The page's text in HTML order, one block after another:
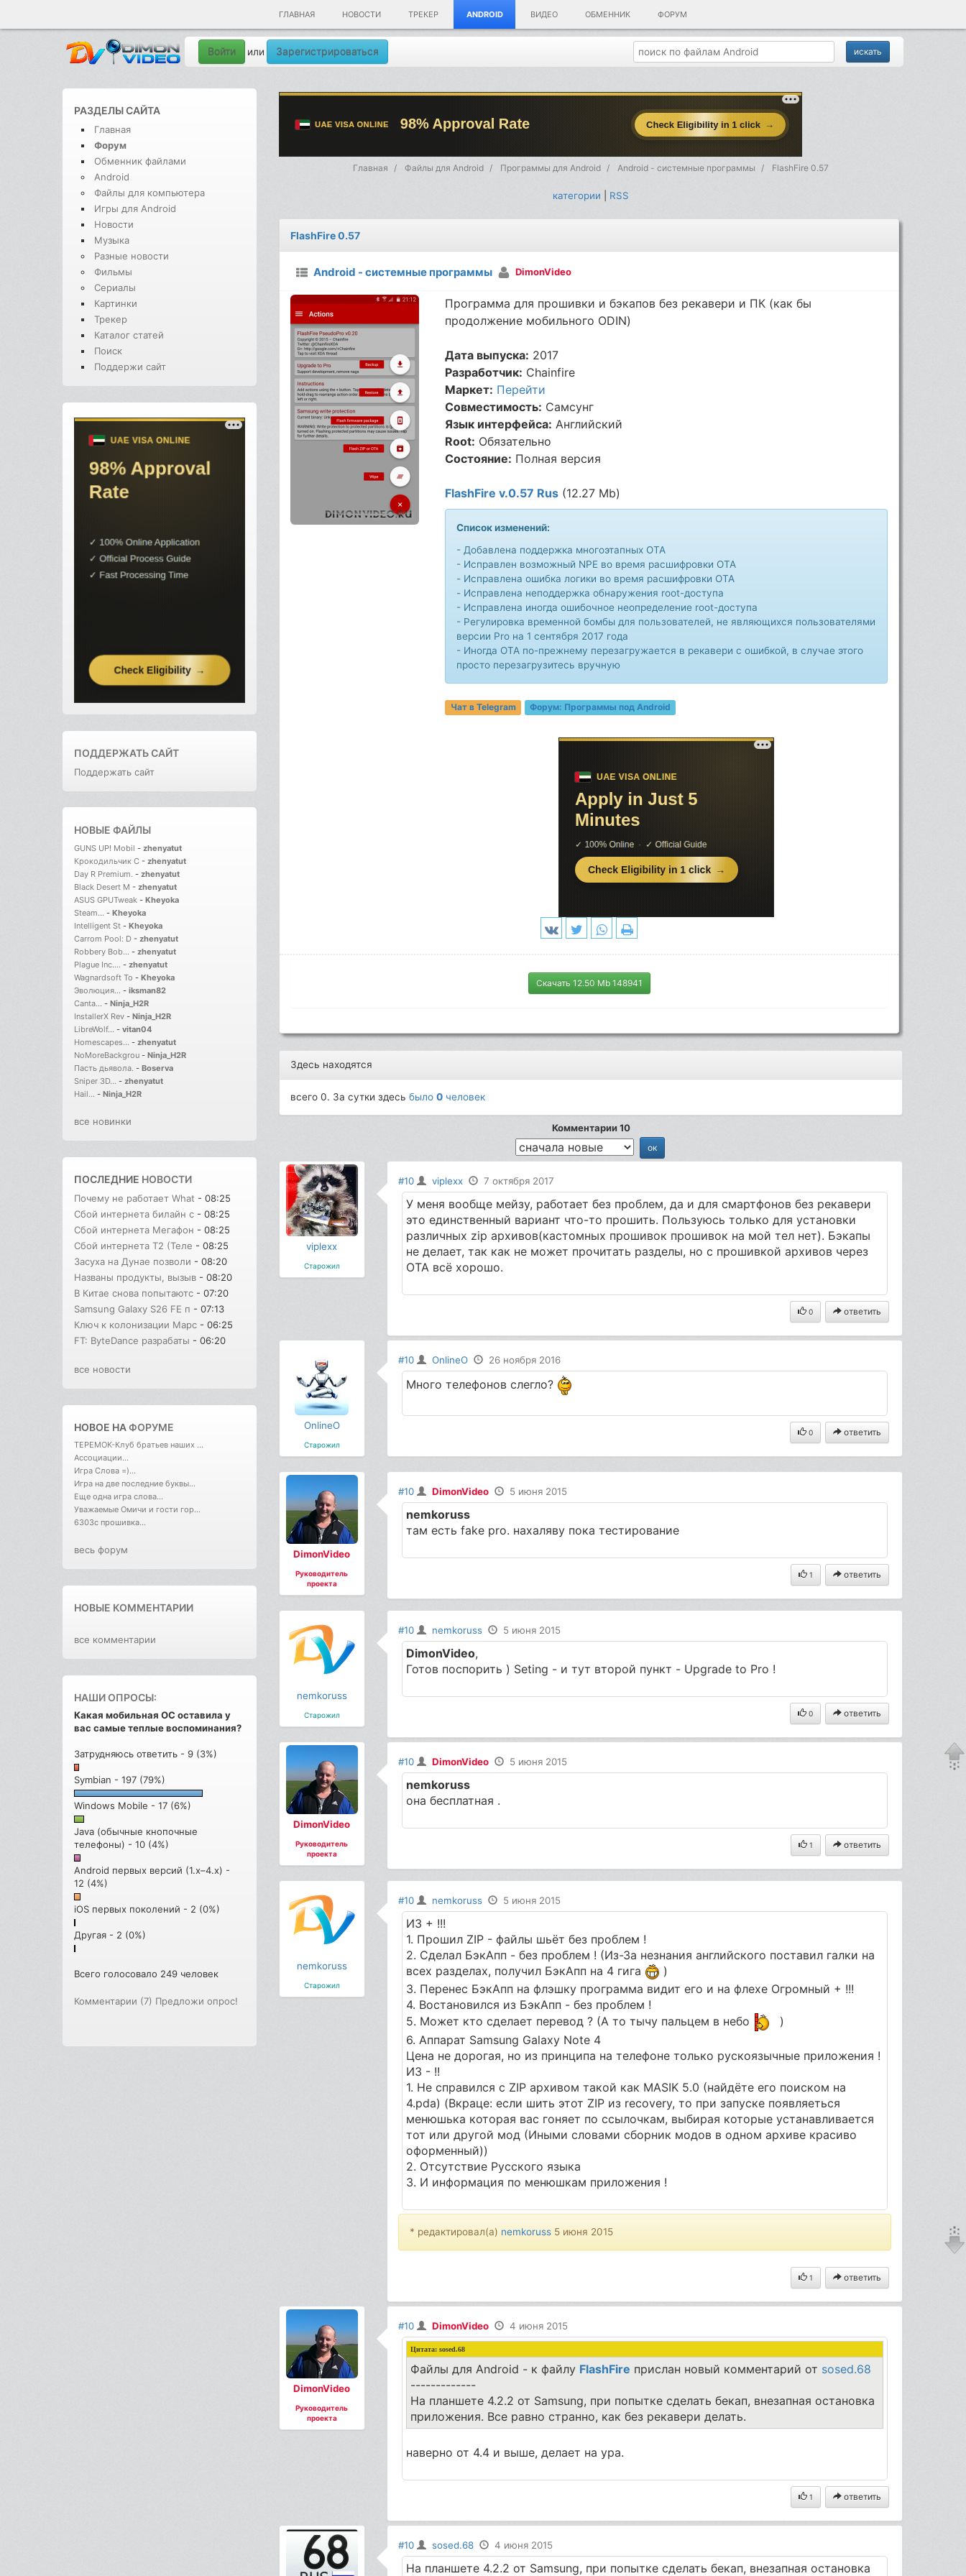
ГЛАВНАЯ НОВОСТИ ТРЕКЕР ANDROID ВИДЕО ОБМЕННИК ФОРУМ
Войти или Зарегистрироваться
РАЗДЕЛЫ САЙТА
Главная
Форум
Обменник файлами
Android
Файлы для компьютера
Игры для Android
Новости
Музыка
Разные новости
Фильмы
Сериалы
Картинки
Трекер
Каталог статей
Поиск
Поддержи сайт
ПОДДЕРЖАТЬ САЙТ
Поддержать сайт
НОВЫЕ ФАЙЛЫ
GUNS UP! Mobil - zhenyatut
Крокодильчик С - zhenyatut
Day R Premium. - zhenyatut
Black Desert M - zhenyatut
ASUS GPUTweak - Kheyoka
Steam... - Kheyoka
Intelligent St - Kheyoka
Carrom Pool: D - zhenyatut
Robbery Bob... - zhenyatut
Plague Inc.... - zhenyatut
Wagnardsoft To - Kheyoka
Эволюция... - iksman82
Canta... - Ninja_H2R
InstallerX Rev - Ninja_H2R
LibreWolf... - vitan04
Homescapes... - zhenyatut
NoMoreBackgrou - Ninja_H2R
Пасть дьявола. - Boserva
Sniper 3D... - zhenyatut
Hail... - Ninja_H2R
все новинки
ПОСЛЕДНИЕ НОВОСТИ
Почему не работает What - 08:25
Сбой интернета билайн с - 08:25
Сбой интернета Мегафон - 08:25
Сбой интернета T2 (Теле - 08:25
Засуха на Дунае позволи - 08:20
Названы продукты, вызыв - 08:20
В Китае снова попытаютс - 07:20
Samsung Galaxy S26 FE п - 07:13
Ключ к колонизации Марс - 06:25
FT: ByteDance разрабаты - 06:20
все новости
НОВОЕ НАФОРУМЕ
ТЕРЕМОК-Клуб братьев наших ...
Ассоциации...
Игра Слова =)...
Игра на две последние буквы...
Еще одна игра слова...
Уважаемые Омичи и гости гор...
6303с прошивка...
весь форум
НОВЫЕ КОММЕНТАРИИ
все комментарии
НАШИ ОПРОСЫ:
Какая мобильная ОС оставила у
вас самые теплые воспоминания?
Затрудняюсь ответить - 9 (3%)
Symbian - 197 (79%)
Windows Mobile - 17 (6%)
Java (обычные кнопочные
телефоны) - 10 (4%)
Android первых версий (1.x–4.x) -
12 (4%)
iOS первых поколений - 2 (0%)
Другая - 2 (0%)
Всего голосовало 249 человек
Комментарии (7) Предложи опрос!
Главная Файлы для Android Программы для Android Android - системные программы FlashFire 0.57
категории RSS
FlashFire 0.57
Android - системные программы DimonVideo
Программа для прошивки и бэкапов без рекавери и ПК (как бы
продолжение мобильного ODIN)
Дата выпуска: 2017
Разработчик: Chainfire
Маркет: Перейти
Совместимость: Самсунг
Язык интерфейса: Английский
Root: Обязательно
Состояние: Полная версия
FlashFire v.0.57 Rus (12.27 Mb)
Список изменений:
- Добавлена поддержка многоэтапных ОТА
- Исправлен возможный NPE во время расшифровки OTA
- Исправлена ошибка логики во время расшифровки OTA
- Исправлена неподдержка обнаружения root-доступа
- Исправлена иногда ошибочное неопределение root-доступа
- Регулировка временной бомбы для пользователей, не являющихся пользователями
версии Pro на 1 сентября 2017 года
- Иногда OTA по-прежнему перезагружается в рекавери с ошибкой, в случае этого
просто перезагрузитесь вручную
Чат в Telegram Форум: Программы под Android
Скачать 12.50 Mb 148941
Здесь находятся
всего 0. За сутки здесьбыло0 человек
Комментарии 10
viplexx
Старожил
#10 viplexx 7 октября 2017
У меня вообще мейзу, работает без проблем, да и для смартфонов без рекавери
это единственный вариант что-то прошить. Пользуюсь только для установки
различных zip архивов(кастомных прошивок прошивок на мой тел нет). Бэкапы
не делает, так как не может прочитать разделы, но с прошивкой архивов через
OTA всё хорошо.
0 ответить
OnlineO
Старожил
#10 OnlineO 26 ноября 2016
Много телефонов слегло?
0 ответить
DimonVideo
Руководитель
проекта
#10 DimonVideo 5 июня 2015
nemkoruss
там есть fake pro. нахаляву пока тестирование
1 ответить
nemkoruss
Старожил
#10 nemkoruss 5 июня 2015
DimonVideo,
Готов поспорить ) Seting - и тут второй пункт - Upgrade to Pro !
0 ответить
DimonVideo
Руководитель
проекта
#10 DimonVideo 5 июня 2015
nemkoruss
она бесплатная .
1 ответить
nemkoruss
Старожил
#10 nemkoruss 5 июня 2015
ИЗ + !!!
1. Прошил ZIP - файлы шьёт без проблем !
2. Сделал БэкАпп - без проблем ! (Из-За незнания английского поставил галки на
всех разделах, получил БэкАпп на 4 гига
)
3. Перенес БэкАпп на флэшку программа видит его и на флехе Огромный + !!!
4. Востановился из БэкАпп - без проблем !
5. Может кто сделает перевод ? (А то тычу пальцем в небо
)
6. Аппарат Samsung Galaxy Note 4
Цена не дорогая, но из принципа на телефоне только рускоязычные приложения !
ИЗ - !!
1. Не справился с ZIP архивом такой как MASIK 5.0 (найдёте его поиском на
4.pda) (Вкраце: если шить этот ZIP из recovery, то при запуске появляеться
менюшька которая вас гоняет по ссылочкам, выбирая которые устанавливается
тот или другой мод (Иными словами сборник модов в одном архиве красиво
оформенный))
2. Отсутствие Русского языка
3. И информация по менюшкам приложения !
* редактировал(а) nemkoruss5 июня 2015
1 ответить
DimonVideo
Руководитель
проекта
#10 DimonVideo 4 июня 2015
Цитата: sosed.68
Файлы для Android - к файлу FlashFire прислан новый комментарий от sosed.68
-------------
На планшете 4.2.2 от Samsung, при попытке сделать бекап, внезапная остановка
приложения. Все равно странно, как без рекавери делать.
наверно от 4.4 и выше, делает на ура.
1 ответить
#10 sosed.68 4 июня 2015
На планшете 4.2.2 от Samsung, при попытке сделать бекап, внезапная остановка